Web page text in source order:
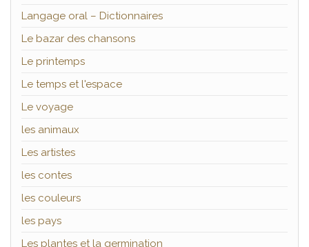
Langage oral – Dictionnaires
Le bazar des chansons
Le printemps
Le temps et l'espace
Le voyage
les animaux
Les artistes
les contes
les couleurs
les pays
Les plantes et la germination